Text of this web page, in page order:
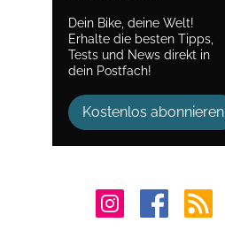
Dein Bike, deine Welt!
Erhalte die besten Tipps,
Tests und News direkt in
dein Postfach!
Kostenlos abonnieren